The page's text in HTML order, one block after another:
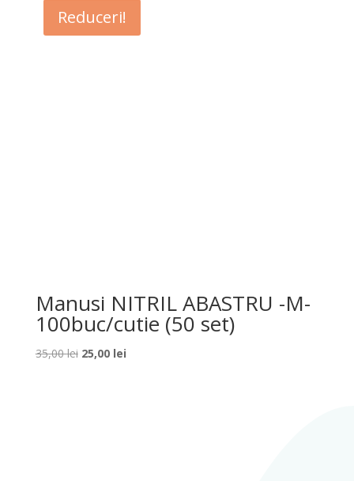
Reduceri!
Manusi NITRIL ABASTRU -M-
100buc/cutie (50 set)
35,00lei Prețul
25,00 leiPrețul